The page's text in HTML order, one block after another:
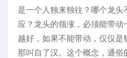
是一个人独来独往？哪个龙
应？龙头的领涨，必须能带动
越好，如果不能带动，仅仅是
那叫自了汉。这个概念，通俗